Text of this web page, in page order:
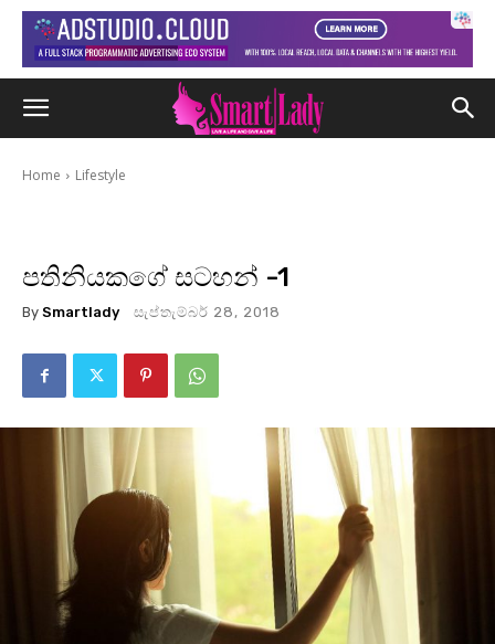
Home Lifestyle
පතිනියකගේ සටහන් -1
By Smartlady සැප්තැම්බර් 28, 2018